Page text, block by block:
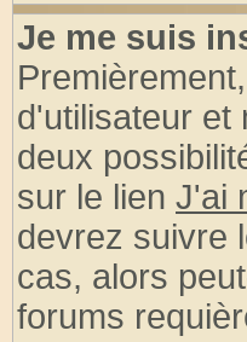
Je me suis
d'utilisateur et
deux
sur le lien J'ai
devrez suivre
cas, alors
forums